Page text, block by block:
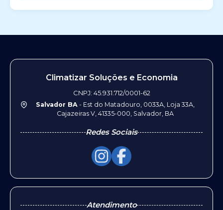
Climatizar Soluções e Economia
CNPJ: 45.931.712/0001-62
Salvador BA- Est do Matadouro, 0033A, Loja 33A,
Cajazeiras V, 41335-000, Salvador, BA
Redes Sociais
Atendimento